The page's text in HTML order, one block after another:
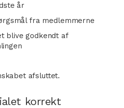
år
fra medlemmerne
blive godkendt af
afsluttet.
korrekt